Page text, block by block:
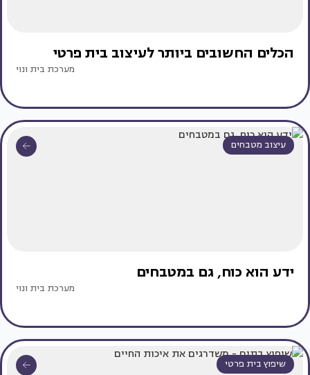
הכלים החשובים ביותר לעיצוב בית פרטי
מערכת בית ונוי
עיצוב מטבחים
ידע הוא כוח, גם במטבחים
מערכת בית ונוי
שיפוץ בית פרטי